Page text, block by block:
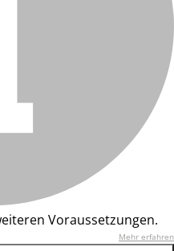
Voraussetzungen.
Mehr erfahren